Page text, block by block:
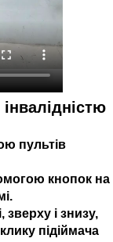
пультів
кнопок на
і знизу,
підіймача